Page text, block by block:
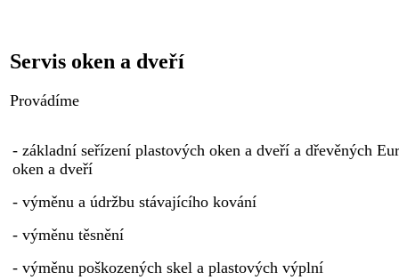
Servis oken a dveří
Provádíme
- základní seřízení plastových oken a dveří a dřevěných
oken a dveří
- výměnu a údržbu stávajícího kování
- výměnu těsnění
- výměnu poškozených skel a plastových výplní